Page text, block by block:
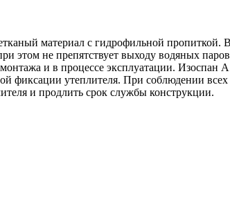
материал с гидрофильной пропиткой.
этом не препятствует выходу водяных
и в процессе эксплуатации.
фиксации утеплителя. При соблюдении
и продлить срок службы конструкции.